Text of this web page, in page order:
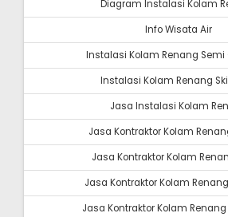
Diagram Instalasi Kolam
Info Wisata Air
Instalasi Kolam Renang Semi
Instalasi Kolam Renang
Jasa Instalasi Kolam
Jasa Kontraktor Kolam
Jasa Kontraktor Kolam
Jasa Kontraktor Kolam
Jasa Kontraktor Kolam